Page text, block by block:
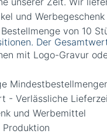
Der
und
von 10
mit Logo-Gravur
- Verlässliche
und Werbemittel